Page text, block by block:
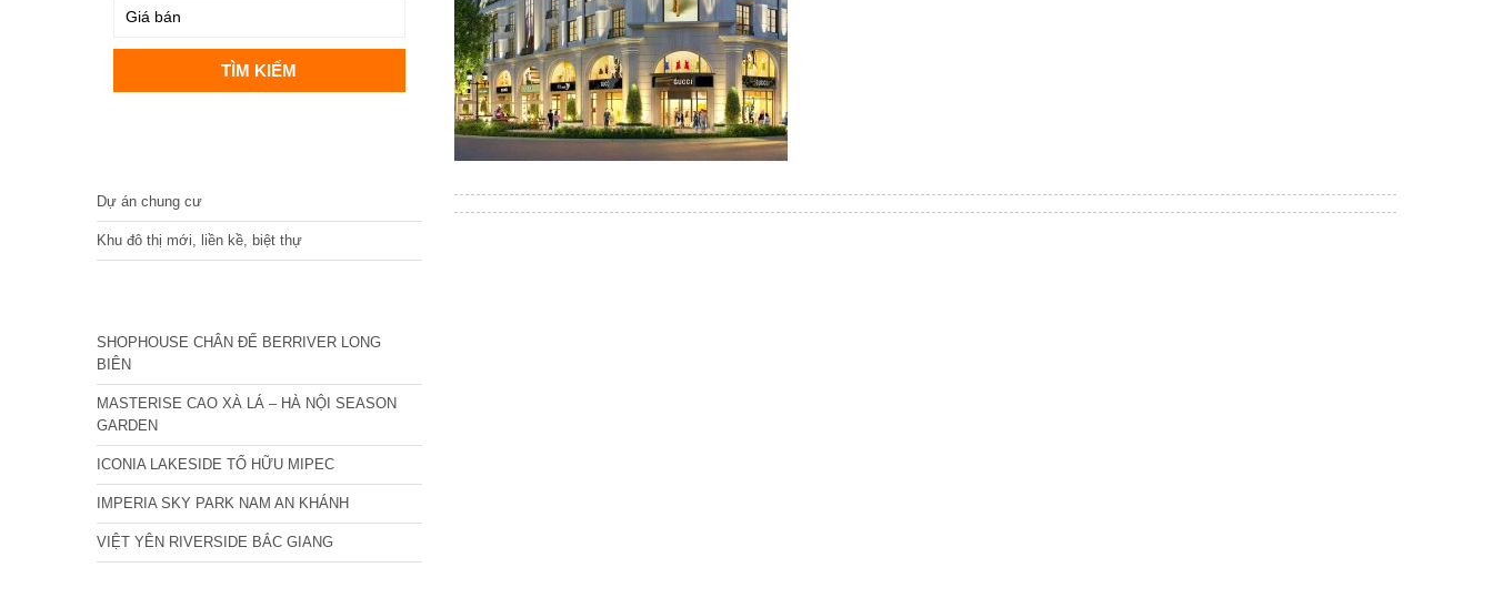
Dự án chung cư
Khu đô thị mới, liền kề, biệt thự
SHOPHOUSE CHÂN ĐẾ BERRIVER LONG
BIÊN
MASTERISE CAO XÀ LÁ – HÀ NỘI SEASON
GARDEN
ICONIA LAKESIDE TỐ HỮU MIPEC
IMPERIA SKY PARK NAM AN KHÁNH
VIỆT YÊN RIVERSIDE BẮC GIANG